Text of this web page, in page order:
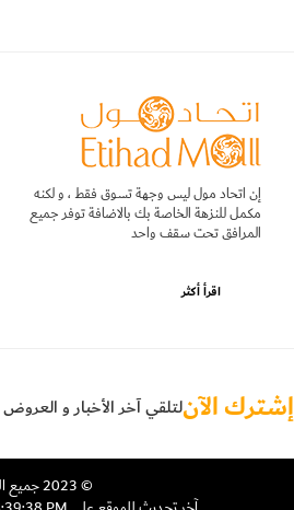
إن اتحاد مول ليس وجهة تسوق فقط ، و لكنه
مكمل للنزهة الخاصة بك بالاضافة توفر جميع
المرافق تحت سقف واحد
اقرأ أكثر
إشترك الآنلتلقي آخر الأخبار و العروض
© 2023 جميع الحقوق محفوظة اتحاد مول,